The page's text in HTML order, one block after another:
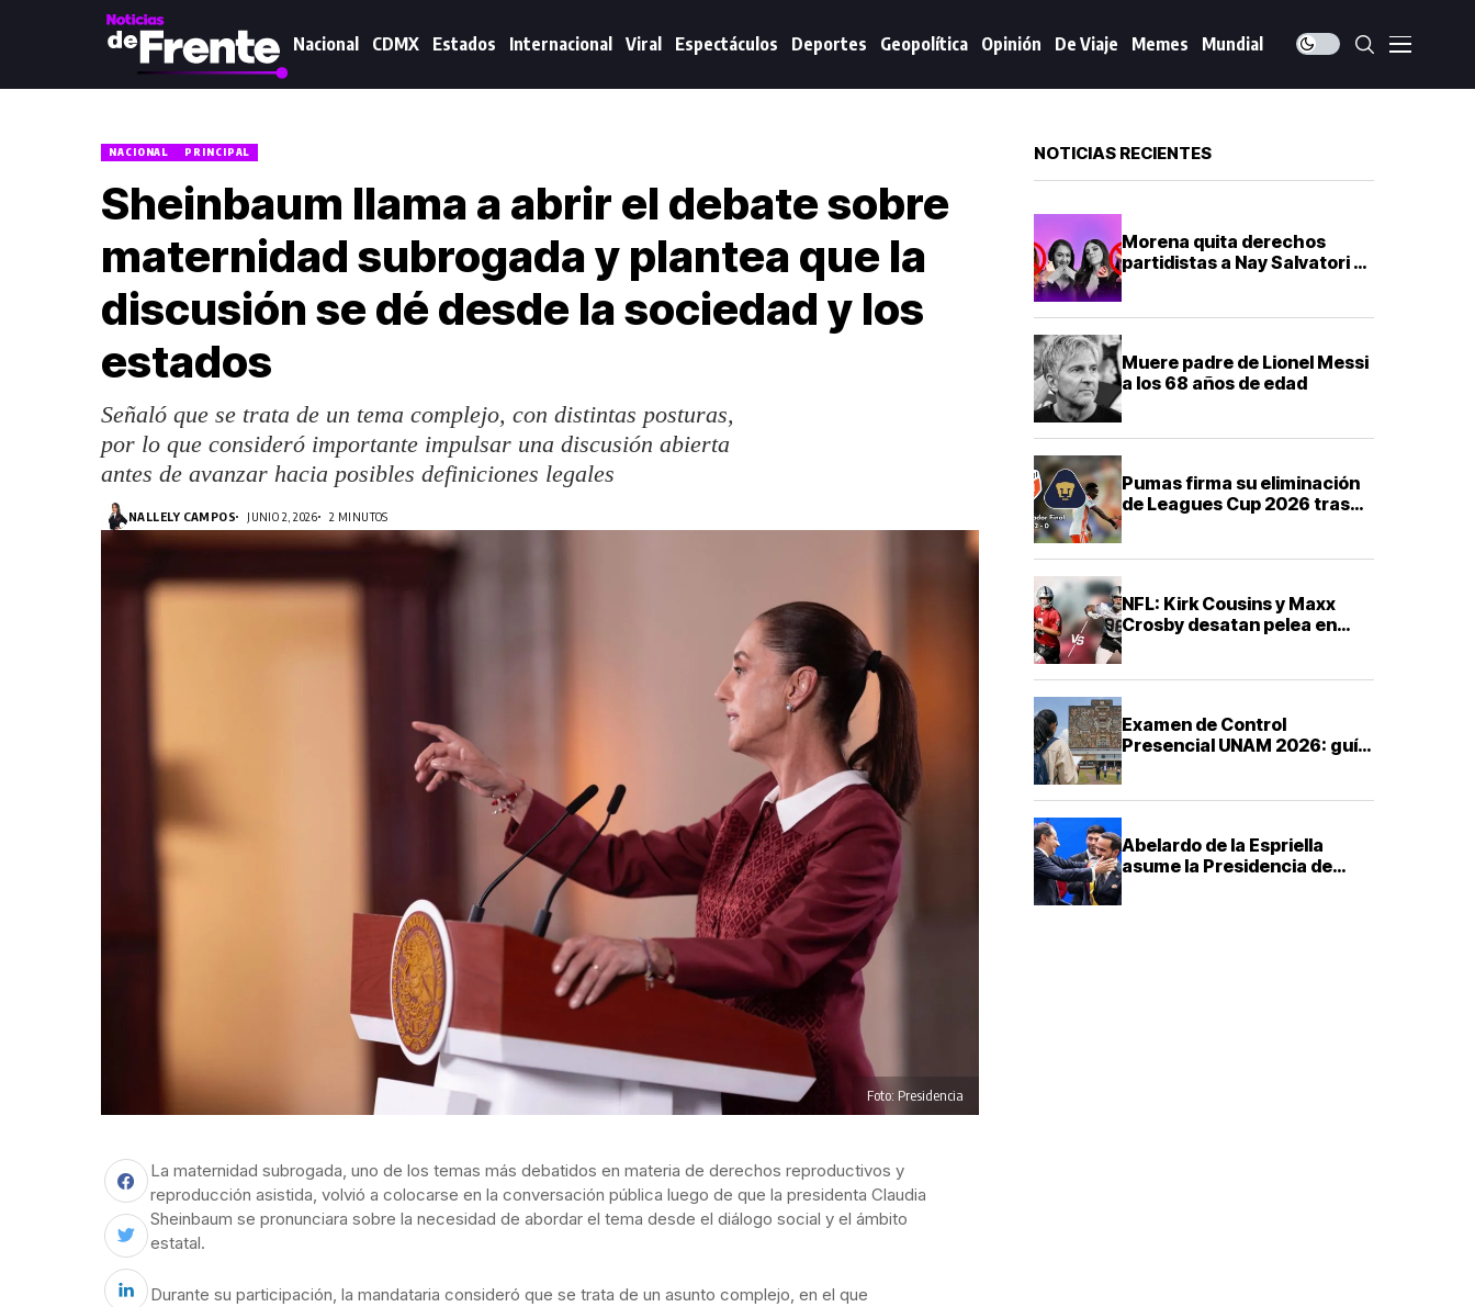
Nacional CDMX Estados Internacional Viral Espectáculos Deportes Geopolítica Opinión De Viaje Memes Mundial
NACIONAL PRINCIPAL
Sheinbaum llama a abrir el debate sobre
maternidad subrogada y plantea que la
discusión se dé desde la sociedad y los
estados
Señaló que se trata de un tema complejo, con distintas posturas,
por lo que consideró importante impulsar una discusión abierta
antes de avanzar hacia posibles definiciones legales
NALLELY CAMPOS JUNIO 2, 2026 2 MINUTOS
Foto: Presidencia
La maternidad subrogada, uno de los temas más debatidos en materia de derechos reproductivos y
reproducción asistida, volvió a colocarse en la conversación pública luego de que la presidenta Claudia
Sheinbaum se pronunciara sobre la necesidad de abordar el tema desde el diálogo social y el ámbito
estatal.
Durante su participación, la mandataria consideró que se trata de un asunto complejo, en el que
NOTICIAS RECIENTES
Morena quita derechos
partidistas a Nay Salvatori y
Muere padre de Lionel Messi
a los 68 años de edad
Pumas firma su eliminación
de Leagues Cup 2026 tras
NFL: Kirk Cousins y Maxx
Crosby desatan pelea en
Examen de Control
Presencial UNAM 2026: guía
Abelardo de la Espriella
asume la Presidencia de